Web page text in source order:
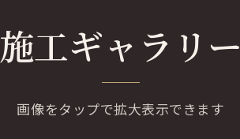
施工ギャラリー
画像をタップで拡大表示できます